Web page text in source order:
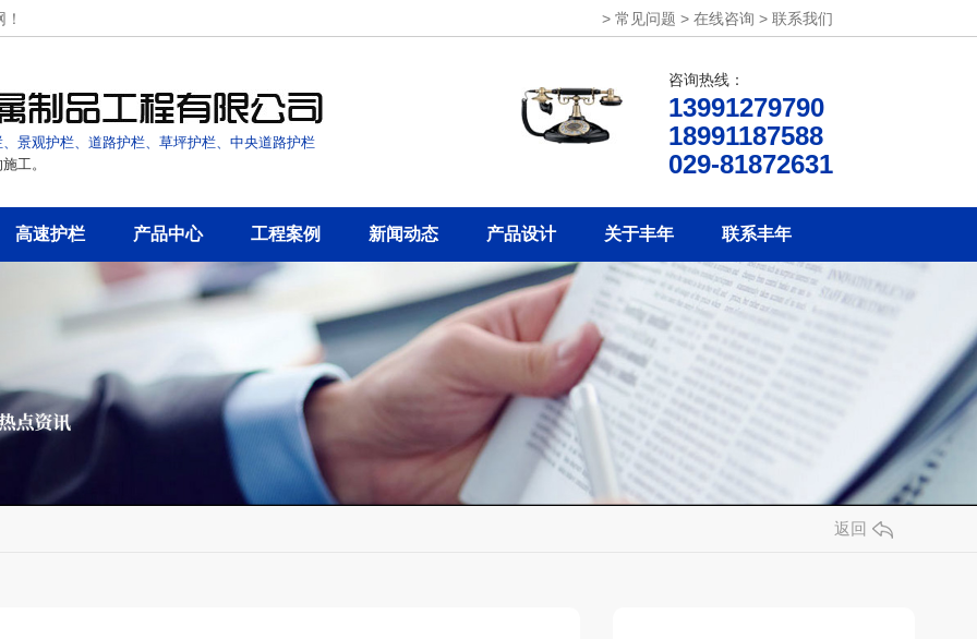
> 常见问题 > 在线咨询 > 联系我们
景观护栏、道路护栏、草坪护栏、中央道路护栏
工。
咨询热线：
13991279790
18991187588
029-81872631
高速护栏 产品中心 工程案例 新闻动态 产品设计 关于丰年 联系丰年
返回